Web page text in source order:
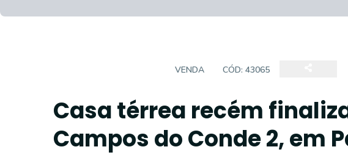
VENDA CÓD: 43065
Casa térrea recém
Campos do Conde 2, em